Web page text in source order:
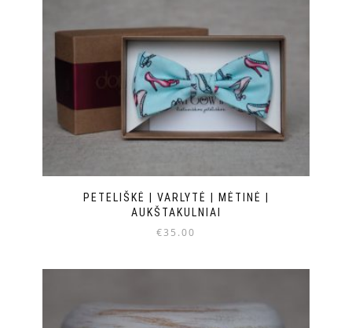
PETELIŠKĖ | VARLYTĖ | MĖTINĖ |
AUKŠTAKULNIAI
€35.00